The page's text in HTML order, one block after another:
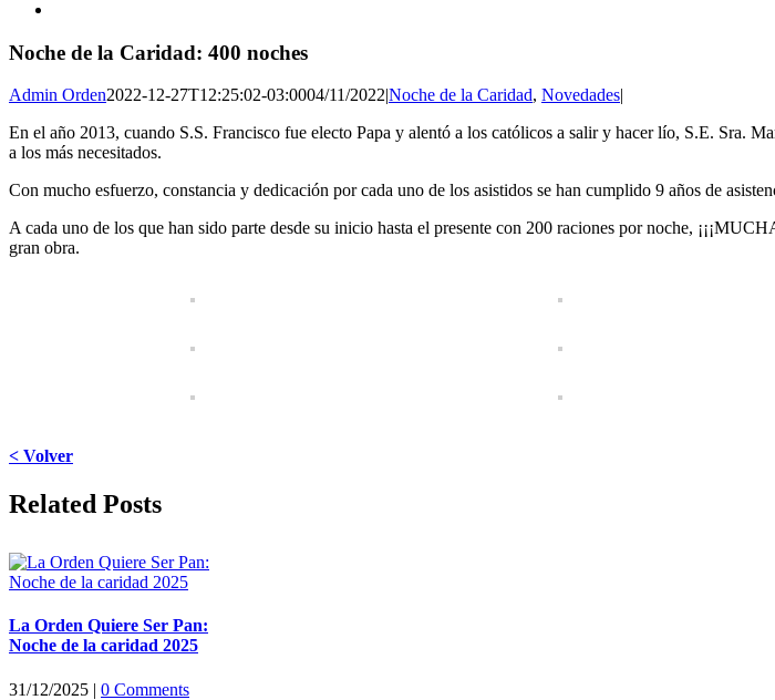
Noche de la Caridad: 400 noches
Admin Orden2022-12-27T12:25:02-03:0004/11/2022|Noche de la Caridad, Novedades|
En el año 2013, cuando S.S. Francisco fue electo Papa y alentó a los católicos a salir y hacer lío, S.E. Sra.
a los más necesitados.
Con mucho esfuerzo, constancia y dedicación por cada uno de los asistidos se han cumplido 9 años de
A cada uno de los que han sido parte desde su inicio hasta el presente con 200 raciones por noche,
gran obra.
< Volver
Facebook
X
LinkedIn
WhatsApp
Pinterest
Email
Related Posts
La Orden Quiere Ser Pan:
Noche de la caridad 2025
31/12/2025 | 0 Comments